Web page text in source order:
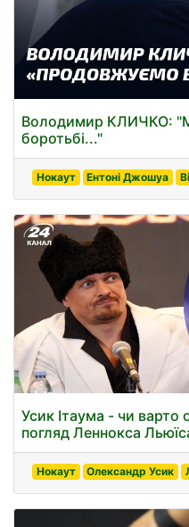
Володимир КЛИЧКО:
боротьбі..."
Нокаут Ентоні Джошуа
Усик Ітаума - чи варто
погляд Леннокса
Нокаут Олександр Усик